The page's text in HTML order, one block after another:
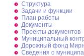
Структура
Задачи и функции
План работы
Документы
Проекты документов
Муниципальный
Дорожный фонд
Cведения о